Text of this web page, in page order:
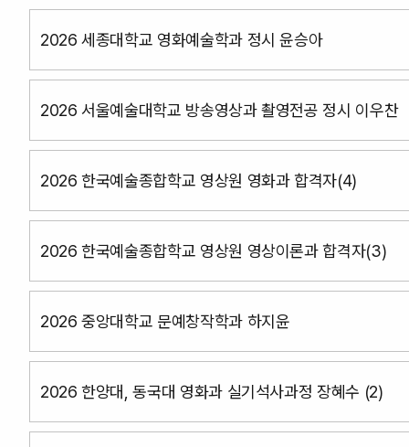
2026 세종대학교 영화예술학과 정시 윤승아
2026 서울예술대학교 방송영상과 촬영전공 정시 이우찬
2026 한국예술종합학교 영상원 영화과 합격자(4)
2026 한국예술종합학교 영상원 영상이론과 합격자(3)
2026 중앙대학교 문예창작학과 하지윤
2026 한양대, 동국대 영화과 실기석사과정 장혜수 (2)